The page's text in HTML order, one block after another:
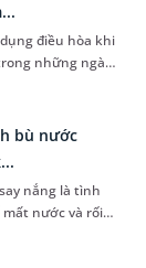
điều hòa khi
những ngày
trường hợp lại
bù nước
nắng là tình
nước và rối
gặp ở người